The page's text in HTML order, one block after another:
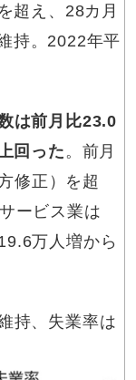
超え、28カ月
持。2022年平
は前月比23.0
回った 。前月
修正）を超
ービス業は
万人増から
持、失業率は